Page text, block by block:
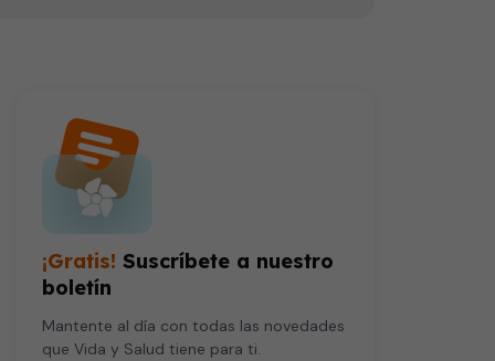
¡Gratis! Suscríbete a nuestro
boletín
Mantente al día con todas las novedades
que Vida y Salud tiene para ti.